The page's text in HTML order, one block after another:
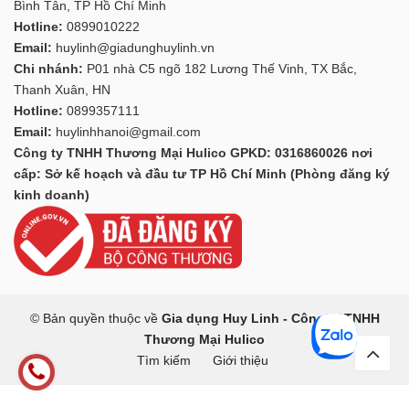
Bình Tân, TP Hồ Chí Minh
Hotline: 0899010222
Email: huylinh@giadunghuylinh.vn
Chi nhánh: P01 nhà C5 ngõ 182 Lương Thế Vinh, TX Bắc,
Thanh Xuân, HN
Hotline: 0899357111
Email: huylinhhanoi@gmail.com
Công ty TNHH Thương Mại Hulico GPKD: 0316860026 nơi
cấp: Sở kế hoạch và đầu tư TP Hồ Chí Minh (Phòng đăng ký
kinh doanh)
© Bản quyền thuộc về Gia dụng Huy Linh - Công ty TNHH
Thương Mại Hulico
Tìm kiếm
Giới thiệu